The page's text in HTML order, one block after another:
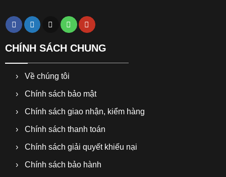
CHÍNH SÁCH CHUNG
Về chúng tôi
Chính sách bảo mật
Chính sách giao nhận, kiểm hàng
Chính sách thanh toán
Chính sách giải quyết khiếu nại
Chính sách bảo hành